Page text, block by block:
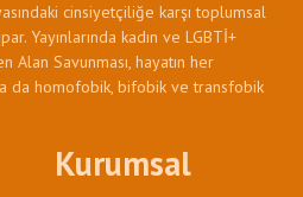
cinsiyetçiliğe karşı toplumsal
Yayınlarında kadın ve LGBTİ+
Alan Savunması, hayatın her
da homofobik, bifobik ve transfobik
Kurumsal